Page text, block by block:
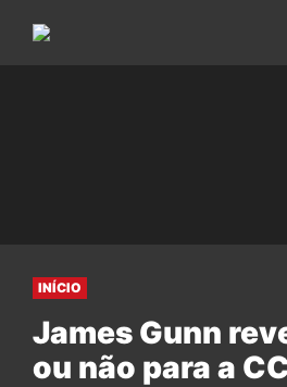
INÍCIO
James Gunn
ou não para a